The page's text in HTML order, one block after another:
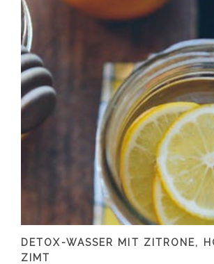
DETOX-WASSER MIT ZITRONE,
ZIMT